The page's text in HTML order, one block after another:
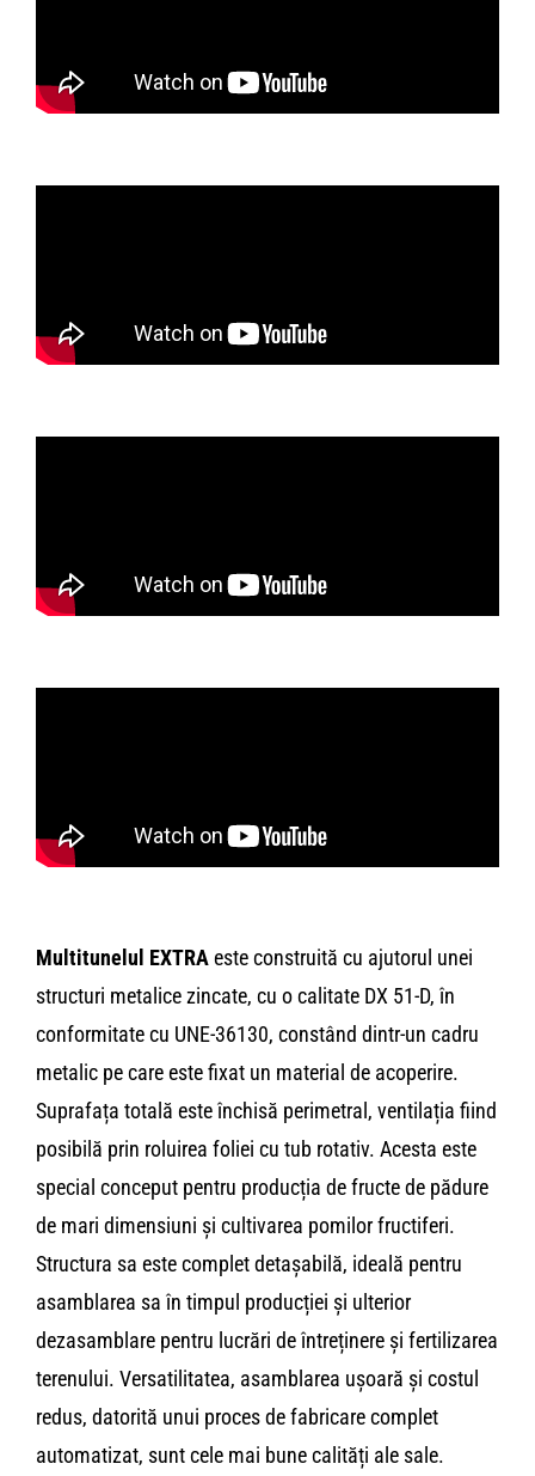
Multitunelul EXTRAeste construită cu ajutorul unei
structuri metalice zincate, cu o calitate DX 51-D, în
conformitate cu UNE-36130, constând dintr-un cadru
metalic pe care este fixat un material de acoperire.
Suprafața totală este închisă perimetral, ventilația fiind
posibilă prin roluirea foliei cu tub ro­tativ. Acesta este
special conceput pentru producția de fructe de pădure
de mari dimensiuni și cultivarea pomilor fructiferi.
Structura sa este complet detașabilă, ideală pentru
asamblar­ea sa în timpul producției și ulterior
dezasamblare pentru lu­crări de întreținere și fertilizarea
terenului. Versatilitatea, asamblarea ușoară și costul
redus, datorită unui proces de fabricare complet
automatizat, sunt cele mai bune calități ale sale.